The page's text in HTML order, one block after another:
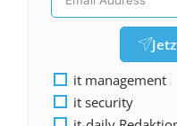
it management
it security